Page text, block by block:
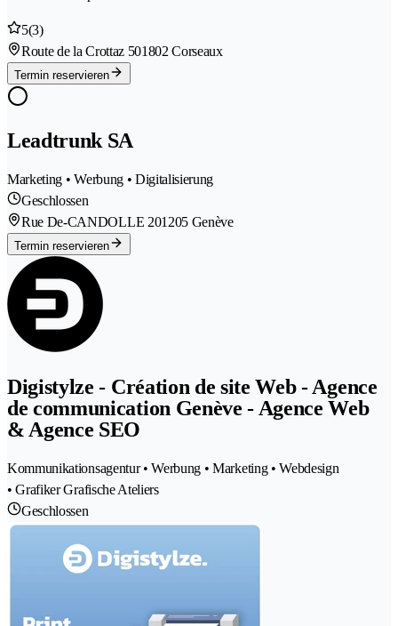
5(3)
Route de la Crottaz 501802 Corseaux
Termin reservieren
Leadtrunk SA
Marketing • Werbung • Digitalisierung
Geschlossen
Rue De-CANDOLLE 201205 Genève
Termin reservieren
Digistylze - Création de site Web - Agence
de communication Genève - Agence Web
& Agence SEO
Kommunikationsagentur • Werbung • Marketing • Webdesign
• Grafiker Grafische Ateliers
Geschlossen